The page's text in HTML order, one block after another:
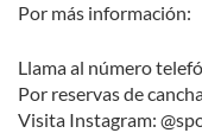
Por más información:
Llama al número
Por reservas de
Visita Instagram: